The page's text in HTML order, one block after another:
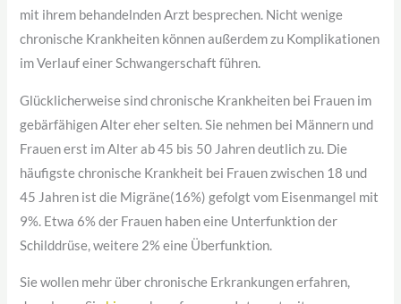
mit ihrem behandelnden Arzt besprechen. Nicht wenige
chronische Krankheiten können außerdem zu Komplikationen
im Verlauf einer Schwangerschaft führen.
Glücklicherweise sind chronische Krankheiten bei Frauen im
gebärfähigen Alter eher selten. Sie nehmen bei Männern und
Frauen erst im Alter ab 45 bis 50 Jahren deutlich zu. Die
häufigste chronische Krankheit bei Frauen zwischen 18 und
45 Jahren ist die Migräne(16%) gefolgt vom Eisenmangel mit
9%. Etwa 6% der Frauen haben eine Unterfunktion der
Schilddrüse, weitere 2% eine Überfunktion.
Sie wollen mehr über chronische Erkrankungen erfahren,